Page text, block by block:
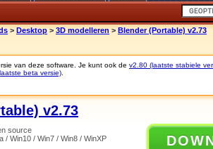
> Desktop > 3D modelleren > Blender (Portable) v2.73
van deze software. Je kunt ook de v2.80 (laatste stabiele
beta versie)
v2.73
source
/ Win10 / Win7 / Win8 / WinXP